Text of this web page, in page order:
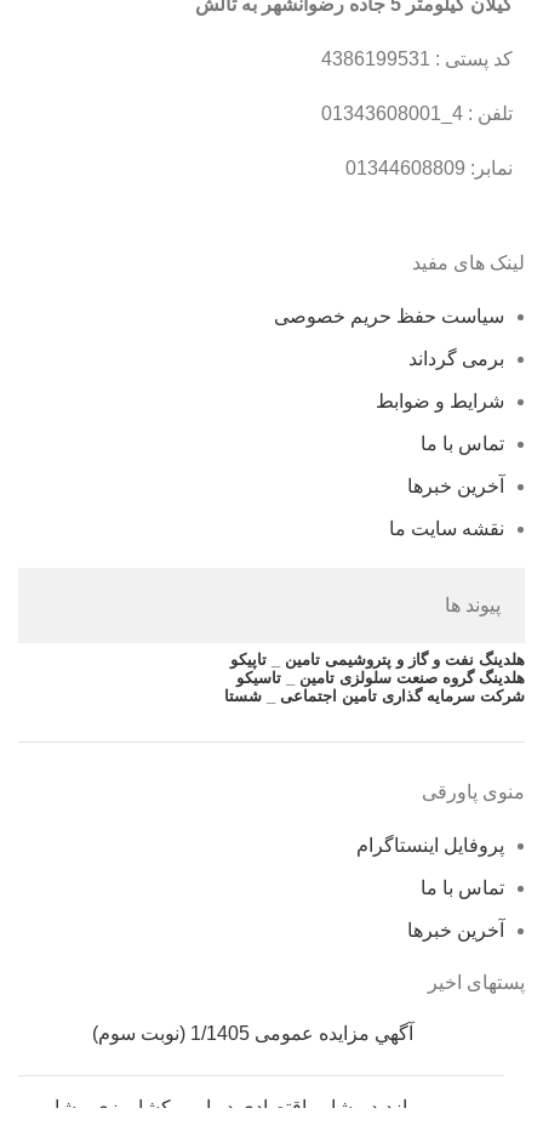
کد پستی : 4386199531
تلفن : 4_01343608001
نمابر: 01344608809
لینک های مفید
سیاست حفظ حریم خصوصی
برمی گرداند
شرایط و ضوابط
تماس با ما
آخرین خبرها
نقشه سایت ما
پیوند ها
هلدینگ نفت و گاز و پتروشیمی تامین _ تاپیکو
هلدینگ گروه صنعت سلولزی تامین _ تاسیکو
شرکت سرمایه گذاری تامین اجتماعی _ شستا
منوی پاورقی
پروفایل اینستاگرام
تماس با ما
آخرین خبرها
پستهای اخیر
آگهي مزایده عمومی 1/1405 (نوبت سوم)
بازدید مشاور اقتصادی در امور کشاورزی مشاور